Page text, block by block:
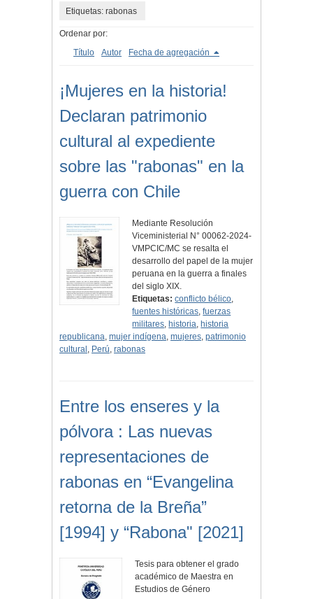
Etiquetas: rabonas
Ordenar por:
Título
Autor Fecha de agregación
¡Mujeres en la historia!
Declaran patrimonio
cultural al expediente
sobre las "rabonas" en la
guerra con Chile
Mediante Resolución
Viceministerial N° 00062-2024-
VMPCIC/MC se resalta el
desarrollo del papel de la mujer
peruana en la guerra a finales
del siglo XIX.
Etiquetas: conflicto bélico,
fuentes históricas,fuerzas
militares, historia, historia
republicana, mujer indígena, mujeres, patrimonio
cultural , Perú, rabonas
Entre los enseres y la
pólvora : Las nuevas
representaciones de
rabonas en “Evangelina
retorna de la Breña”
[1994] y “Rabona" [2021]
Tesis para obtener el grado
académico de Maestra en
Estudios de Género